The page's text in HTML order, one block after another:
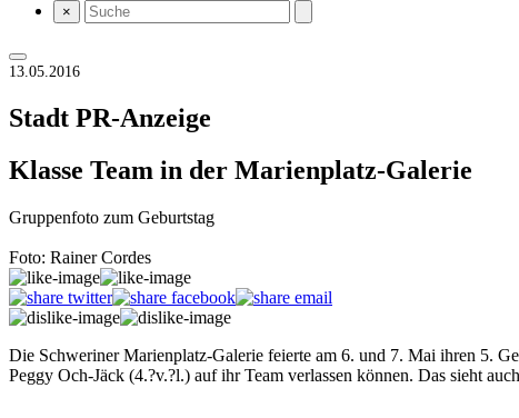
×
13.05.2016
Stadt PR-Anzeige
Klasse Team in der Marienplatz-Galerie
Gruppenfoto zum Geburtstag
Foto: Rainer Cordes
Die Schweriner Marienplatz-Galerie feierte am 6. und 7. Mai ihren 5.
Peggy Och-Jäck (4.?v.?l.) auf ihr Team verlassen können. Das sieht